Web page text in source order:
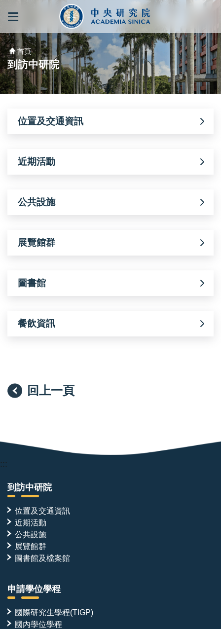
跳到主要內容區塊
首頁
到訪中研院
位置及交通資訊
近期活動
公共設施
展覽館群
圖書館
餐飲資訊
回上一頁
:::
到訪中研院
位置及交通資訊
近期活動
公共設施
展覽館群
圖書館及檔案館
申請學位學程
國際研究生學程(TIGP)
國內學位學程